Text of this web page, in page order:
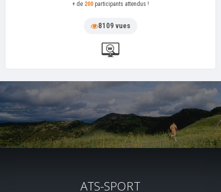
+ de 200 participants attendus !
8109 vues
ATS-SPORT